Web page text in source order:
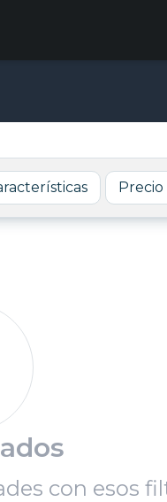
Precio
con esos